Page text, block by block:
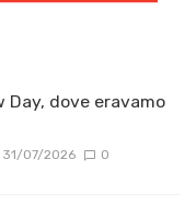
Day, dove eravamo
31/07/2026 0